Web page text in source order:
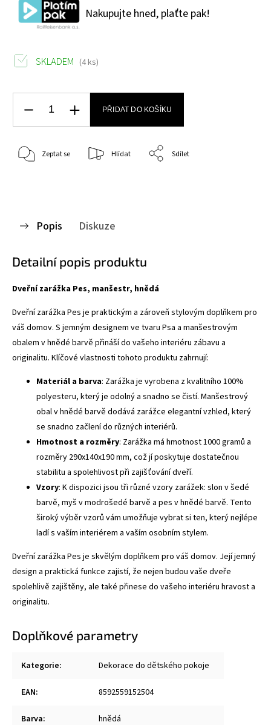
Nakupujte hned, plaťte pak!
SKLADEM (4 ks)
PŘIDAT DO KOŠÍKU
Zeptat se Hlídat Sdílet
Popis Diskuze
Detailní popis produktu
Dveřní zarážka Pes, manšestr, hnědá
Dveřní zarážka Pes je praktickým a zároveň stylovým doplňkem pro
váš domov. S jemným designem ve tvaru Psa a manšestrovým
obalem v hnědé barvě přináší do vašeho interiéru zábavu a
originalitu. Klíčové vlastnosti tohoto produktu zahrnují:
Materiál a barva: Zarážka je vyrobena z kvalitního 100%
polyesteru, který je odolný a snadno se čistí. Manšestrový
obal v hnědé barvě dodává zarážce elegantní vzhled, který
se snadno začlení do různých interiérů.
Hmotnost a rozměry: Zarážka má hmotnost 1000 gramů a
rozměry 290x140x190 mm, což jí poskytuje dostatečnou
stabilitu a spolehlivost při zajišťování dveří.
Vzory: K dispozici jsou tři různé vzory zarážek: slon v šedé
barvě, myš v modrošedé barvě a pes v hnědé barvě. Tento
široký výběr vzorů vám umožňuje vybrat si ten, který nejlépe
ladí s vaším interiérem a vaším osobním stylem.
Dveřní zarážka Pes je skvělým doplňkem pro váš domov. Její jemný
design a praktická funkce zajistí, že nejen budou vaše dveře
spolehlivě zajištěny, ale také přinese do vašeho interiéru hravost a
originalitu.
Doplňkové parametry
Kategorie: Dekorace do dětského pokoje
EAN: 8592559152504
Barva: hnědá